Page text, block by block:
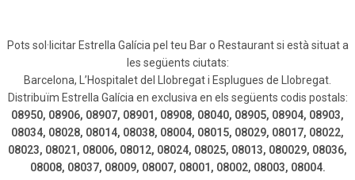
Pots sol·licitar Estrella Galícia pel teu Bar o Restaurant si està situat a
les següents ciutats:
Barcelona, L’Hospitalet del Llobregat i Esplugues de Llobregat.
Distribuïm Estrella Galícia en exclusiva en els següents codis postals:
08950, 08906, 08907, 08901, 08908, 08040, 08905, 08904, 08903,
08034, 08028, 08014, 08038, 08004, 08015, 08029, 08017, 08022,
08023, 08021, 08006, 08012, 08024, 08025, 08013, 080029, 08036,
08008, 08037, 08009, 08007, 08001, 08002, 08003, 08004.